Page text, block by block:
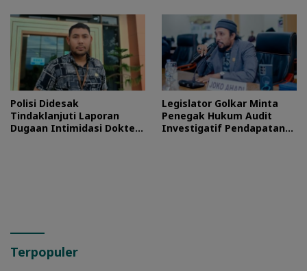
Polisi Didesak
Tindaklanjuti Laporan
Dugaan Intimidasi Dokter
Legislator Golkar Minta
Penegak Hukum Audit
Investigatif Pendapatan
Terpopuler